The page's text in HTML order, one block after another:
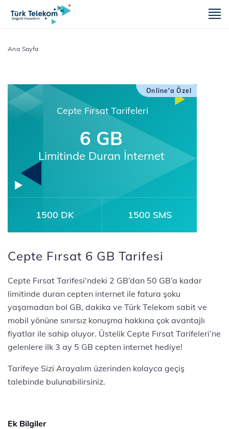
Ana Sayfa
Online'a Özel
Cepte Fırsat Tarifeleri
6 GB
Limitinde Duran İnternet
1500 DK 1500 SMS
Cepte Fırsat 6 GB Tarifesi
Cepte Fırsat Tarifesi’ndeki 2 GB’dan 50 GB’a kadar
limitinde duran cepten internet ile fatura şoku
yaşamadan bol GB, dakika ve Türk Telekom sabit ve
mobil yönüne sınırsız konuşma hakkına çok avantajlı
fiyatlar ile sahip oluyor. Üstelik Cepte Fırsat Tarifeleri’ne
gelenlere ilk 3 ay 5 GB cepten internet hediye!
Tarifeye Sizi Arayalım üzerinden kolayca geçiş
talebinde bulunabilirsiniz.
Ek Bilgiler